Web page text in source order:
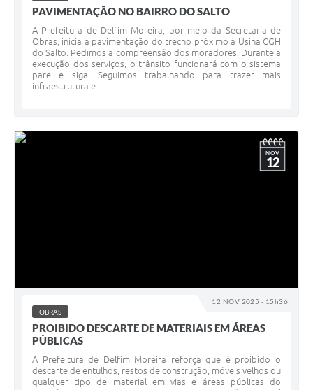
PAVIMENTAÇÃO NO BAIRRO DO SALTO
A Prefeitura de Delfim Moreira, por meio da Secretaria de
Obras, inicia a pavimentação do trecho próximo à Usina CGH
do Salto. Pedimos a compreensão dos moradores. Durante a
execução dos serviços, o trânsito funcionará com o sistema
pare e siga. Seguimos trabalhando para trazer mais
infraestrutura e...
12 NOV 2025 - 15h36
NOV
12
OBRAS
PROIBIDO DESCARTE DE MATERIAIS EM ÁREAS
PÚBLICAS
A Prefeitura de Delfim Moreira reforça que é proibido o
descarte de entulhos, restos de construção, móveis velhos ou
qualquer tipo de material em vias e áreas públicas do